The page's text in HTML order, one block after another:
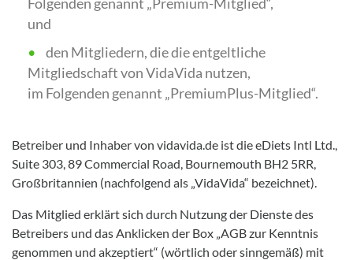
Folgenden genannt „Premium-Mitglied“,
und
den Mitgliedern, die die entgeltliche
Mitgliedschaft von VidaVida nutzen,
im Folgenden genannt „PremiumPlus-Mitglied“.
Betreiber und Inhaber von vidavida.de ist die eDiets Intl Ltd.,
Suite 303, 89 Commercial Road, Bournemouth BH2 5RR,
Großbritannien (nachfolgend als „VidaVida“ bezeichnet).
Das Mitglied erklärt sich durch Nutzung der Dienste des
Betreibers und das Anklicken der Box „AGB zur Kenntnis
genommen und akzeptiert“ (wörtlich oder sinngemäß) mit